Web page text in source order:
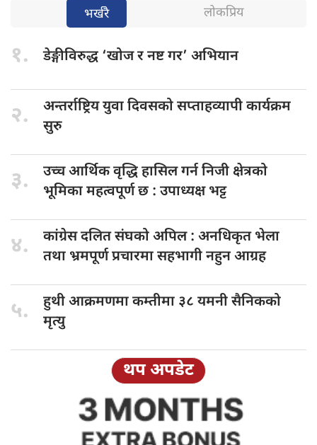
भर्खरै लोकप्रिय
१. डेङ्गीविरुद्ध ‘खोजर नष्ट गर’ अभियान
२. अन्तर्राष्ट्रिय युवादिवसको सप्ताहव्यापी कार्यक्रम
सुरु
३. उच्च आर्थिकवृद्धि हासिल गर्न निजी क्षेत्रको
भूमिका महत्वपूर्ण छ : उपाध्यक्ष भट्ट
४. कांग्रेस दलितसंघको अपिल : अनधिकृत भेला
तथा भ्रमपूर्ण प्रचारमा सहभागी नहुन आग्रह
५. हुथी आक्रमणमाकम्तीमा ३८ यमनी सैनिकको
मृत्यु
थप अपडेट